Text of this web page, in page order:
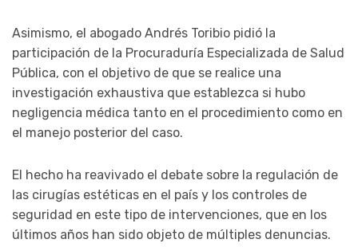
Asimismo, el abogado Andrés Toribio pidió la
participación de la Procuraduría Especializada de Salud
Pública, con el objetivo de que se realice una
investigación exhaustiva que establezca si hubo
negligencia médica tanto en el procedimiento como en
el manejo posterior del caso.
El hecho ha reavivado el debate sobre la regulación de
las cirugías estéticas en el país y los controles de
seguridad en este tipo de intervenciones, que en los
últimos años han sido objeto de múltiples denuncias.